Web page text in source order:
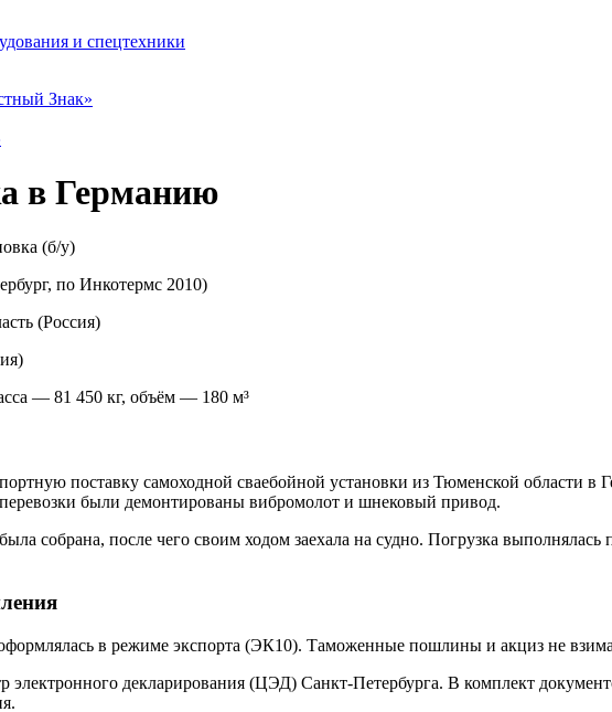
и спецтехники
Знак»
в Германию
(б/у)
по Инкотермс 2010)
(Россия)
— 81 450 кг, объём — 180 м³
поставку самоходной сваебойной установки из Тюменской области в
были демонтированы вибромолот и шнековый привод.
собрана, после чего своим ходом заехала на судно. Погрузка
в режиме экспорта (ЭК10). Таможенные пошлины и акциз не
электронного декларирования (ЦЭД) Санкт-Петербурга. В комплект